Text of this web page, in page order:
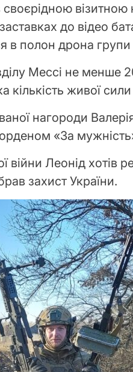
до відео
в полон дрона
Мессі не менше
кількість живої
нагороди
«За мужність»
війни Леонід хотів
захист України.